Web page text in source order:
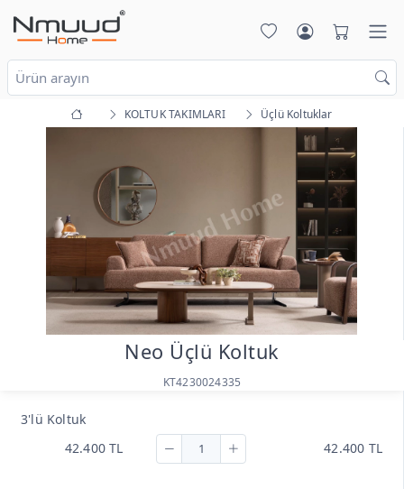
KOLTUK TAKIMLARI Üçlü Koltuklar
Neo Üçlü Koltuk
KT4230024335
3'lü Koltuk
42.400 TL
42.400 TL